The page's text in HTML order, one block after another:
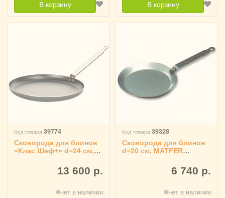
В корзину В корзину
Код товара:39774
Сковорода для блинов
«Клас Шеф+» d=24 см,
13 600 р.
нет в наличии
Код товара:39328
Сковорода для блинов
d=20 см, MATFER
6 740 р.
нет в наличии